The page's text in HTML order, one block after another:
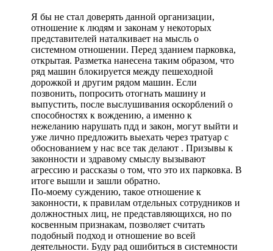
Я бы не стал доверять данной организации,
отношение к людям и законам у некоторых
представителей наталкивает на мысль о
системном отношении. Перед зданием парковка,
открытая. Разметка нанесена таким образом, что
ряд машин блокируется между пешеходной
дорожкой и другим рядом машин. Если
позвонить, попросить отогнать машину и
выпустить, после выслушивания оскорблений о
способностях к вождению, а именно к
нежеланию нарушать пдд и закон, могут выйти и
уже лично предложить выехать через тратуар с
обоснованием у нас все так делают . Призывы к
законности и здравому смыслу вызывают
агрессию и рассказы о том, что это их парковка. В
итоге вышли и зашли обратно.
По-моему суждению, такое отношение к
законности, к правилам отдельных сотрудников и
должностных лиц, не представляющихся, но по
косвенным признакам, позволяет считать
подобный подход и отношение во всей
деятельности. Буду рад ошибиться в системности